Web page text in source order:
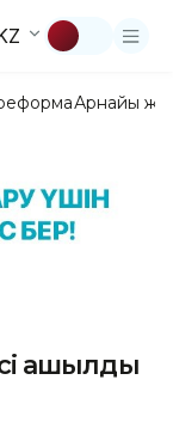
Арнайы
ашылды